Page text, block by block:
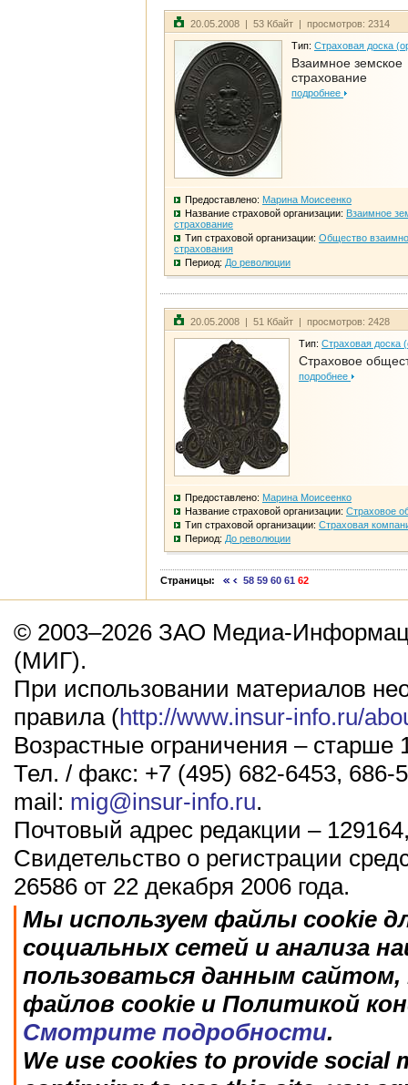
20.05.2008 | 53 Кбайт | просмотров: 2314
Тип: Страховая доска
Взаимное земское
страхование
подробнее
Предоставлено: Марина Моисеенко
Название страховой организации: Взаимное
страхование
Тип страховой организации: Общество
страхования
Период: До революции
20.05.2008 | 51 Кбайт | просмотров: 2428
Тип: Страховая доска
Страховое
подробнее
Предоставлено: Марина Моисеенко
Название страховой организации: Страховое
Тип страховой организации: Страховая
Период: До революции
Страницы: 58 59 60 61 62
© 2003–2026 ЗАО Медиа-
(МИГ).
При использовании материалов
правила (http://www.insur-info.ru/
Возрастные ограничения – старше
Тел. / факс: +7 (495) 682-6453, 686-
mail: mig@insur-info.ru.
Почтовый адрес редакции –
Свидетельство о регистрации
26586 от 22 декабря 2006 года.
Мы используем файлы cookie
социальных сетей и анализа
пользоваться данным
файлов cookie и Политикой
Смотрите подробности.
We use cookies to provide social